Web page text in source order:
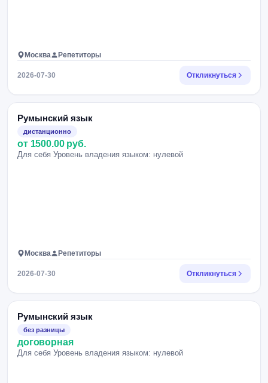
Москва Репетиторы
2026-07-30 Откликнуться
Румынский язык
дистанционно
от 1500.00 руб.
Для себя Уровень владения языком: нулевой
Москва Репетиторы
2026-07-30 Откликнуться
Румынский язык
без разницы
договорная
Для себя Уровень владения языком: нулевой